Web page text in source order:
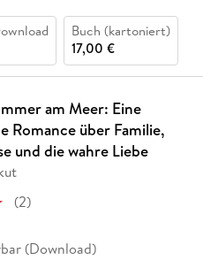
Buch (kartoniert)
17,00 €
am Meer: Eine
Romance über Familie,
und die wahre Liebe
(2)
(Download)